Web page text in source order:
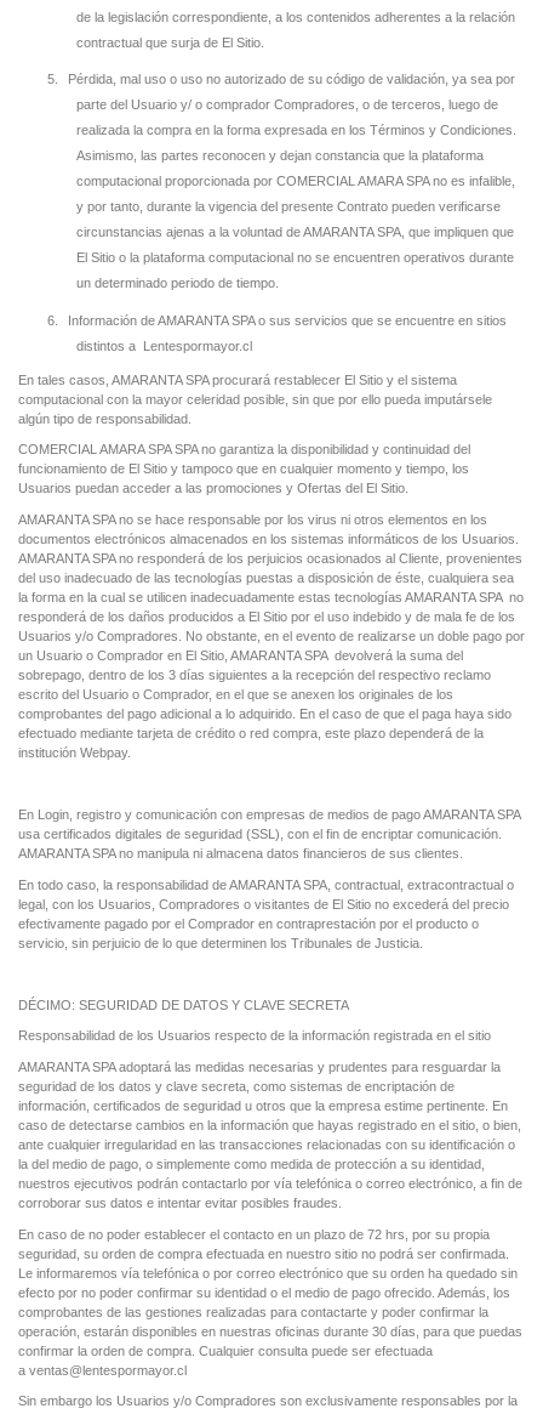
de la legislación correspondiente, a los contenidos adherentes a la relación
contractual que surja de El Sitio.
5.
Pérdida, mal uso o uso no autorizado de su código de validación, ya sea por
parte del Usuario y/ o comprador Compradores, o de terceros, luego de
realizada la compra en la forma expresada en los Términos y Condiciones.
Asimismo, las partes reconocen y dejan constancia que la plataforma
computacional proporcionada por COMERCIAL AMARA SPA no es infalible,
y por tanto, durante la vigencia del presente Contrato pueden verificarse
circunstancias ajenas a la voluntad de AMARANTA SPA, que impliquen que
El Sitio o la plataforma computacional no se encuentren operativos durante
un determinado periodo de tiempo.
6.
Información de AMARANTA SPA o sus servicios que se encuentre en sitios
distintos a Lentespormayor.cl
En tales casos, AMARANTA SPA procurará restablecer El Sitio y el sistema
computacional con la mayor celeridad posible, sin que por ello pueda imputársele
algún tipo de responsabilidad.
COMERCIAL AMARA SPA SPA no garantiza la disponibilidad y continuidad del
funcionamiento de El Sitio y tampoco que en cualquier momento y tiempo, los
Usuarios puedan acceder a las promociones y Ofertas del El Sitio.
AMARANTA SPA no se hace responsable por los virus ni otros elementos en los
documentos electrónicos almacenados en los sistemas informáticos de los Usuarios.
AMARANTA SPA no responderá de los perjuicios ocasionados al Cliente, provenientes
del uso inadecuado de las tecnologías puestas a disposición de éste, cualquiera sea
la forma en la cual se utilicen inadecuadamente estas tecnologías AMARANTA SPA no
responderá de los daños producidos a El Sitio por el uso indebido y de mala fe de los
Usuarios y/o Compradores. No obstante, en el evento de realizarse un doble pago por
un Usuario o Comprador en El Sitio, AMARANTA SPA devolverá la suma del
sobrepago, dentro de los 3 días siguientes a la recepción del respectivo reclamo
escrito del Usuario o Comprador, en el que se anexen los originales de los
comprobantes del pago adicional a lo adquirido. En el caso de que el paga haya sido
efectuado mediante tarjeta de crédito o red compra, este plazo dependerá de la
institución Webpay.
En Login, registro y comunicación con empresas de medios de pago AMARANTA SPA
usa certificados digitales de seguridad (SSL), con el fin de encriptar comunicación.
AMARANTA SPA no manipula ni almacena datos financieros de sus clientes.
En todo caso, la responsabilidad de AMARANTA SPA, contractual, extracontractual o
legal, con los Usuarios, Compradores o visitantes de El Sitio no excederá del precio
efectivamente pagado por el Comprador en contraprestación por el producto o
servicio, sin perjuicio de lo que determinen los Tribunales de Justicia.
DÉCIMO: SEGURIDAD DE DATOS Y CLAVE SECRETA
Responsabilidad de los Usuarios respecto de la información registrada en el sitio
AMARANTA SPA adoptará las medidas necesarias y prudentes para resguardar la
seguridad de los datos y clave secreta, como sistemas de encriptación de
información, certificados de seguridad u otros que la empresa estime pertinente. En
caso de detectarse cambios en la información que hayas registrado en el sitio, o bien,
ante cualquier irregularidad en las transacciones relacionadas con su identificación o
la del medio de pago, o simplemente como medida de protección a su identidad,
nuestros ejecutivos podrán contactarlo por vía telefónica o correo electrónico, a fin de
corroborar sus datos e intentar evitar posibles fraudes.
En caso de no poder establecer el contacto en un plazo de 72 hrs, por su propia
seguridad, su orden de compra efectuada en nuestro sitio no podrá ser confirmada.
Le informaremos vía telefónica o por correo electrónico que su orden ha quedado sin
efecto por no poder confirmar su identidad o el medio de pago ofrecido. Además, los
comprobantes de las gestiones realizadas para contactarte y poder confirmar la
operación, estarán disponibles en nuestras oficinas durante 30 días, para que puedas
confirmar la orden de compra. Cualquier consulta puede ser efectuada
a ventas@lentespormayor.cl
Sin embargo los Usuarios y/o Compradores son exclusivamente responsables por la